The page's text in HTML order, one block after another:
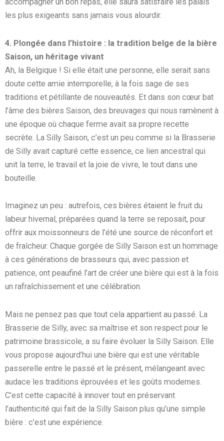
les plus exigeants sans jamais vous alourdir.
4. Plongée dans l’histoire : la tradition belge de la bière
Saison, un héritage vivant
Ah, la Belgique ! Si elle était une personne, elle serait sans
doute cette amie intemporelle, à la fois sage de ses
traditions et pétillante de nouveautés. Et dans son cœur bat
l’âme des bières Saison, des breuvages qui nous ramènent à
une époque où chaque ferme avait sa propre recette
secrète. La Silly Saison, c’est un peu comme si la Brasserie
de Silly avait capturé cette essence, ce lien ancestral qui
unit la terre, le travail et la joie de vivre, le tout dans une
bouteille.
Imaginez un peu : autrefois, ces bières étaient le fruit du
labeur hivernal, préparées quand la terre se reposait, pour
offrir aux moissonneurs de l’été une source de réconfort et
de fraîcheur. Chaque gorgée de Silly Saison est un hommage
à ces générations de brasseurs qui, avec passion et
patience, ont peaufiné l’art de créer une bière qui est à la fois
un rafraîchissement et une célébration.
Mais ne pensez pas que tout cela appartient au passé. La
Brasserie de Silly, avec sa maîtrise et son respect pour le
patrimoine brassicole, a su faire évoluer la Silly Saison. Elle
vous propose aujourd’hui une bière qui est une véritable
passerelle entre le passé et le présent, mélangeant avec
audace les traditions éprouvées et les goûts modernes.
C’est cette capacité à innover tout en préservant
l’authenticité qui fait de la Silly Saison plus qu’une simple
bière : c’est une expérience.